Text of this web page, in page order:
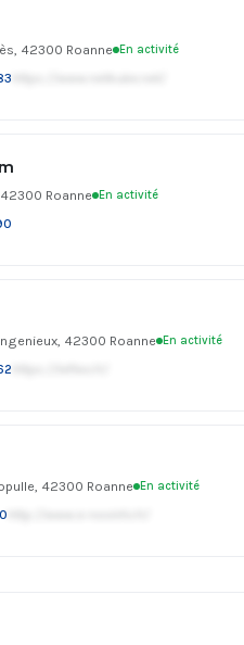
42300 Roanne En activité
Roanne En activité
42300 Roanne En activité
42300 Roanne En activité